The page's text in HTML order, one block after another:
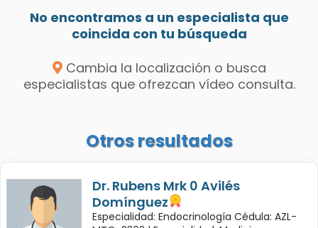
No encontramos a un especialista que
coincida con tu búsqueda
Cambia la localización o busca
especialistas que ofrezcan vídeo consulta.
Otros resultados
Dr. Rubens Mrk 0 Avilés
Domínguez
Especialidad: Endocrinología Cédula: AZL-